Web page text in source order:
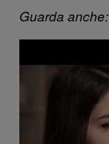
Guarda anche:
a